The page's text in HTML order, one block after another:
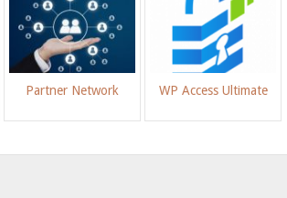
Partner Network WP Access Ultimate